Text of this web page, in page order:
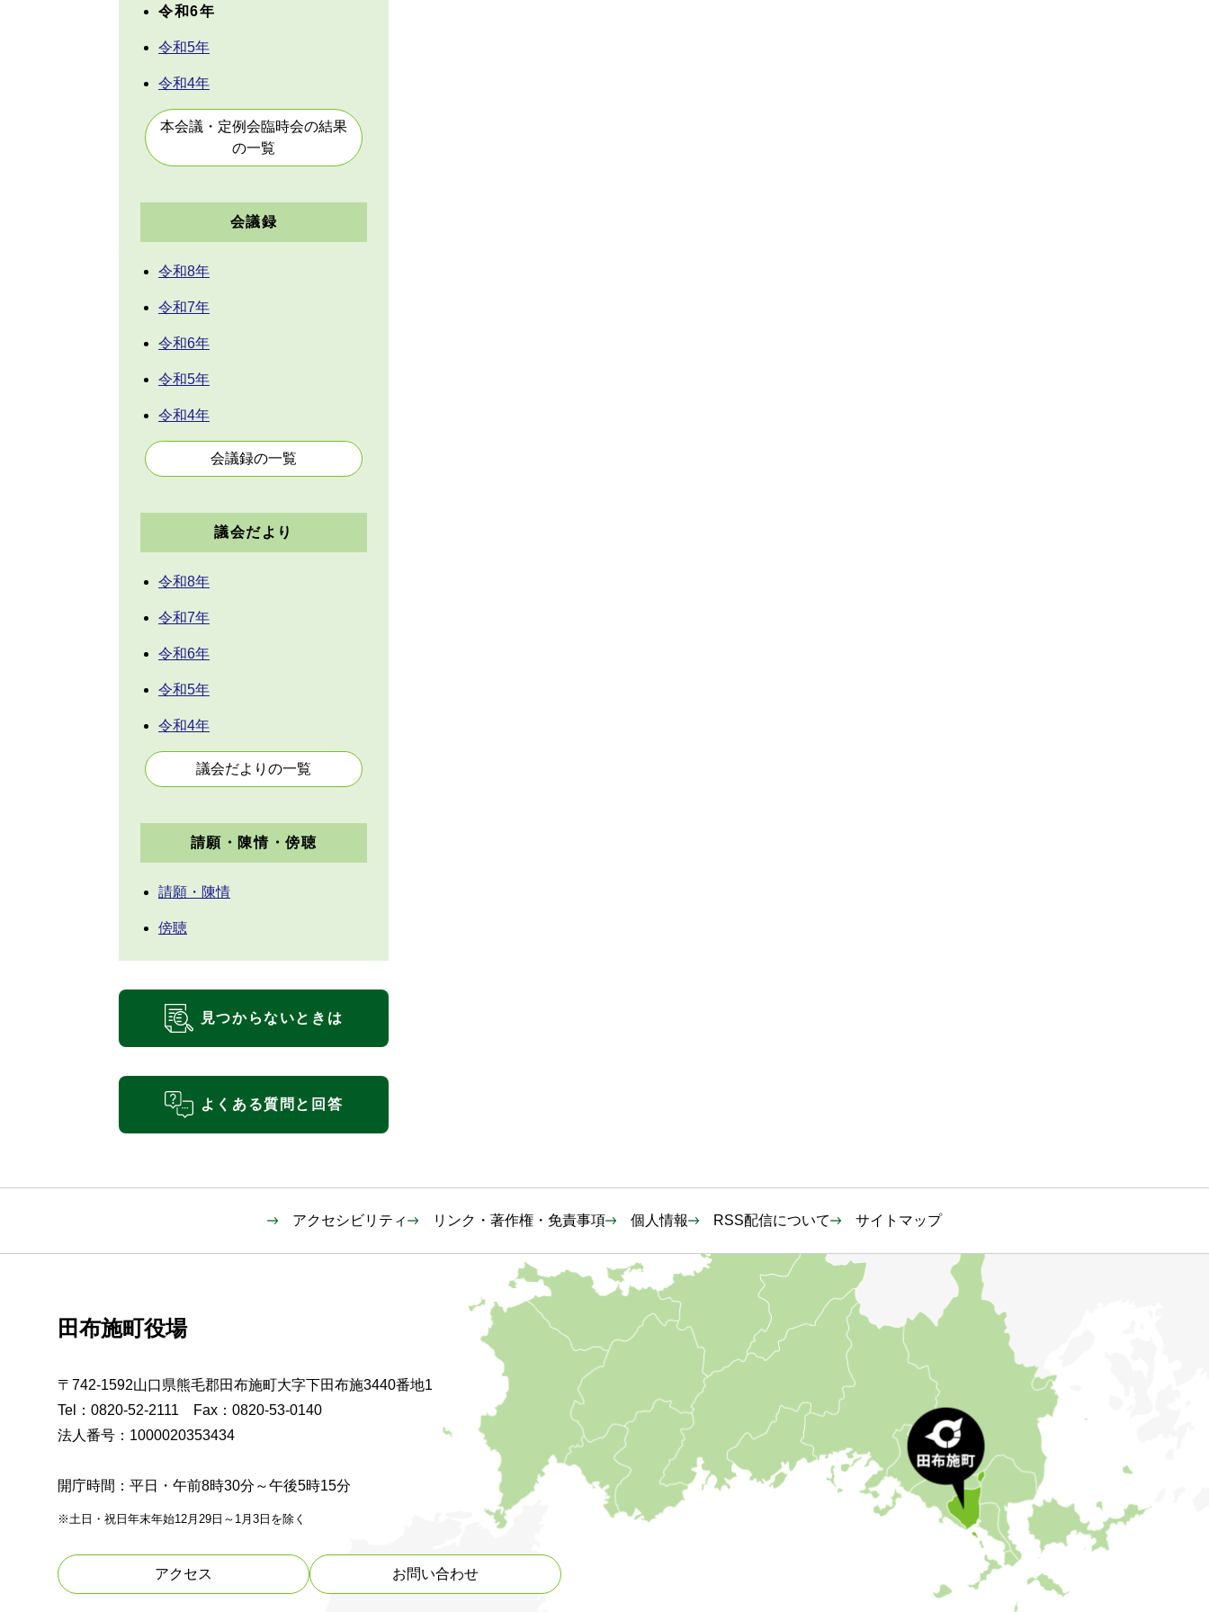
令和6年
令和5年
令和4年
本会議・定例会臨時会の結果
の一覧
会議録
令和8年
令和7年
令和6年
令和5年
令和4年
会議録の一覧
議会だより
令和8年
令和7年
令和6年
令和5年
令和4年
議会だよりの一覧
請願・陳情・傍聴
請願・陳情
傍聴
見つからないときは
よくある質問と回答
アクセシビリティ リンク・著作権・免責事項 個人情報 RSS配信について サイトマップ
田布施町役場
〒742-1592山口県熊毛郡田布施町大字下田布施3440番地1
Tel：0820-52-2111 Fax：0820-53-0140
法人番号：1000020353434
開庁時間：平日・午前8時30分～午後5時15分
※土日・祝日年末年始12月29日～1月3日を除く
アクセス お問い合わせ